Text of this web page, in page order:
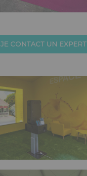
JE CONTACT UN EXPERT